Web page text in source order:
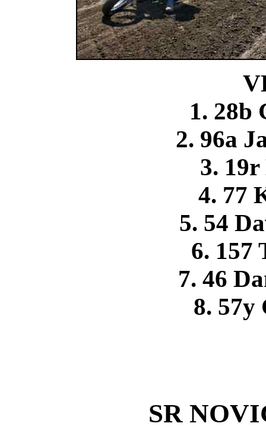
1. 28b
2. 96a
3.
4. 77
5. 54
6. 157
7. 46
8. 57y
SR